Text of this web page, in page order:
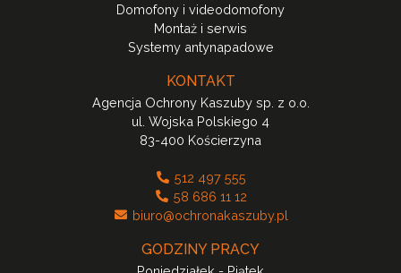
Domofony i videodomofony
Montaż i serwis
Systemy antynapadowe
KONTAKT
Agencja Ochrony Kaszuby sp. z o.o.
ul. Wojska Polskiego 4
83-400 Kościerzyna
512 497 555
58 686 11 12
biuro@ochronakaszuby.pl
GODZINY PRACY